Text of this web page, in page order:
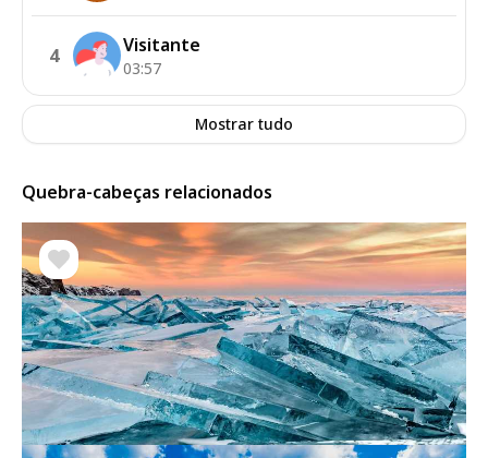
4 Visitante
03:57
Mostrar tudo
Quebra-cabeças relacionados